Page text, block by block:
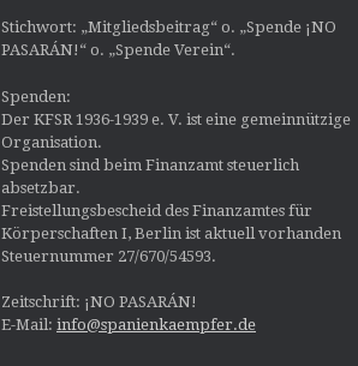
Stichwort: „Mitgliedsbeitrag“ o. „Spende ¡NO
PASARÁN!“ o. „Spende Verein“.
Spenden:
Der KFSR 1936-1939 e. V. ist eine gemeinnützige
Organisation.
Spenden sind beim Finanzamt steuerlich
absetzbar.
Freistellungsbescheid des Finanzamtes für
Körperschaften I, Berlin ist aktuell vorhanden
Steuernummer 27/670/54593.
Zeitschrift: ¡NO PASARÁN!
E-Mail: info@spanienkaempfer.de